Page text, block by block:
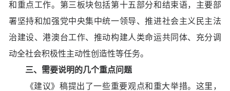
和重点工作。第三板块包括第十五部分和结束语，主要部
署坚持和加强党中央集中统一领导、推进社会主义民主法
治建设、港澳台工作、推动构建人类命运共同体、充分调
动全社会积极性主动性创造性等任务。
三、需要说明的几个重点问题
《建议》稿提出了一些重要观点和重大举措。这里，